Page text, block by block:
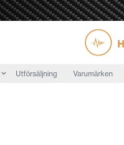
Utförsäljning Varumärken